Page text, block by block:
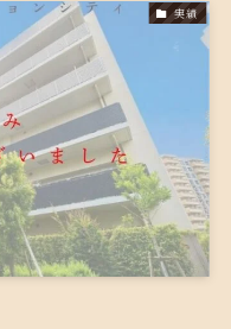
実績